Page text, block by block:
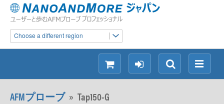
Choose a different region
メ
ニ
検
索
ロ
グ
シ
ョ
ッ
AFMプローブ» Tap150-G